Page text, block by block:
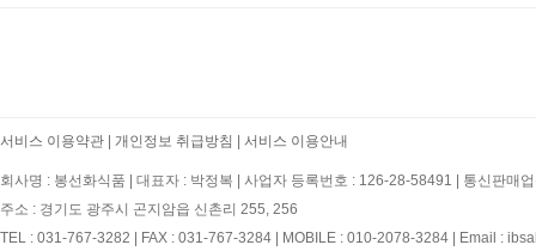
서비스 이용약관 개인정보 취급방침 서비스 이용안내
회사명 : 봉선화식품 대표자 : 박정복 사업자 등록번호 : 126-28-58491
통신판매
주소 : 경기도 광주시 곤지암읍 신촌리 255, 256
TEL : 031-767-3282
FAX : 031-767-3284 MOBILE : 010-2078-3284 Email :